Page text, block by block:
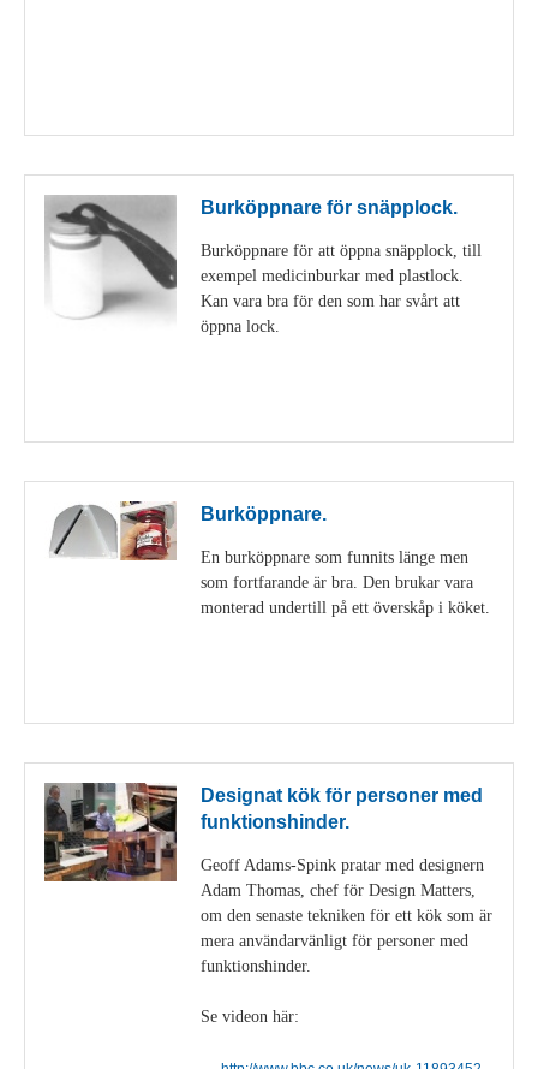
Burköppnare för snäpplock.
Burköppnare för att öppna snäpplock, till
exempel medicinburkar med plastlock.
Kan vara bra för den som har svårt att
öppna lock.
Burköppnare.
En burköppnare som funnits länge men
som fortfarande är bra. Den brukar vara
monterad undertill på ett överskåp i köket.
Designat kök för personer med
funktionshinder.
Geoff Adams-Spink pratar med designern
Adam Thomas, chef för Design Matters,
om den senaste tekniken för ett kök som är
mera användarvänligt för personer med
funktionshinder.
Se videon här: